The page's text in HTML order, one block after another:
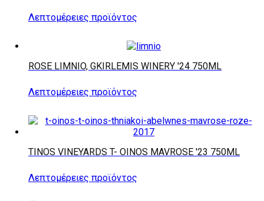
Λεπτομέρειες προϊόντος
ROSE LIMNIO, GKIRLEMIS WINERY '24 750ML
Λεπτομέρειες προϊόντος
TINOS VINEYARDS T- OINOS MAVROSE '23 750ML
Λεπτομέρειες προϊόντος